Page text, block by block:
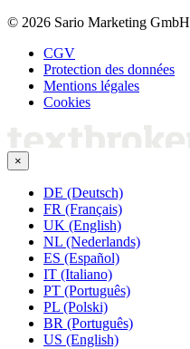
© 2026 Sario Marketing GmbH
CGV
Protection des données
Mentions légales
Cookies
×
DE (Deutsch)
FR (Français)
UK (English)
NL (Nederlands)
ES (Español)
IT (Italiano)
PT (Português)
PL (Polski)
BR (Português)
US (English)